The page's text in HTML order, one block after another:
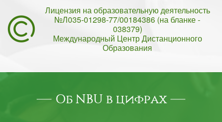
Лицензия на образовательную деятельность
№Л035-01298-77/00184386 (на бланке -
038379)
Международный Центр Дистанционного
Образования
Об NBU в цифрах